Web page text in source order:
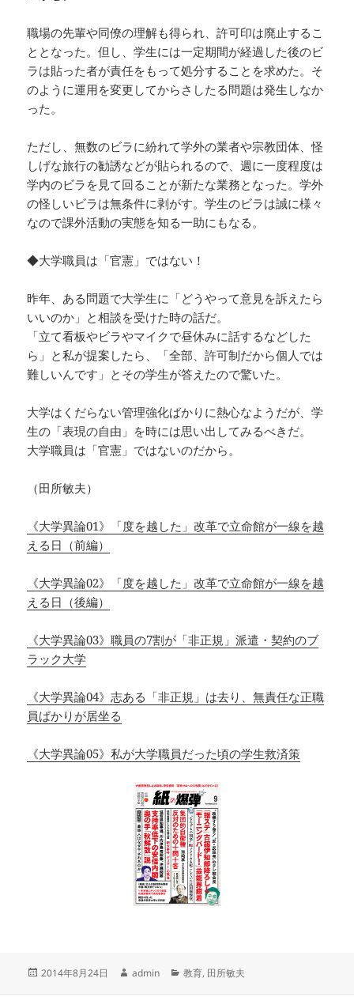
職場の先輩や同僚の理解も得られ、許可印は廃止するこ
ととなった。但し、学生には一定期間が経過した後のビ
ラは貼った者が責任をもって処分することを求めた。そ
のように運用を変更してからさしたる問題は発生しなか
った。
ただし、無数のビラに紛れて学外の業者や宗教団体、怪
しげな旅行の勧誘などが貼られるので、週に一度程度は
学内のビラを見て回ることが新たな業務となった。学外
の怪しいビラは無条件に剥がす。学生のビラは誠に様々
なので課外活動の実態を知る一助にもなる。
◆大学職員は「官憲」ではない！
昨年、ある問題で大学生に「どうやって意見を訴えたら
いいのか」と相談を受けた時の話だ。
「立て看板やビラやマイクで昼休みに話するなどした
ら」と私が提案したら、「全部、許可制だから個人では
難しいんです」とその学生が答えたので驚いた。
大学はくだらない管理強化ばかりに熱心なようだが、学
生の「表現の自由」を時には思い出してみるべきだ。
大学職員は「官憲」ではないのだから。
（田所敏夫）
《大学異論01》「度を越した」改革で立命館が一線を越
える日（前編）
《大学異論02》「度を越した」改革で立命館が一線を越
える日（後編）
《大学異論03》職員の7割が「非正規」派遣・契約のブ
ラック大学
《大学異論04》志ある「非正規」は去り、無責任な正職
員ばかりが居坐る
《大学異論05》私が大学職員だった頃の学生救済策
投
2014年8月24日
作
admin
カ
教育, 田所敏夫